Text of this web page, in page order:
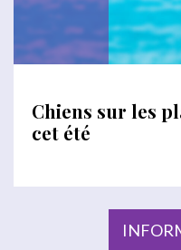
Chiens sur les
cet été